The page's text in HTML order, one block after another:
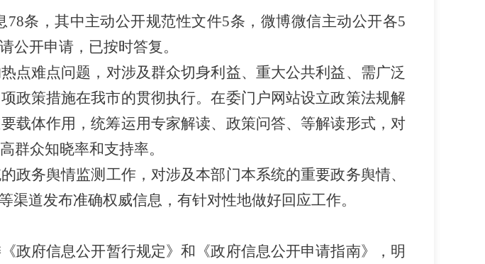
78条，其中主动公开规范性文件5条，微博微信主动公开各5
公开申请，已按时答复。
点难点问题，对涉及群众切身利益、重大公共利益、需广泛
政策措施在我市的贯彻执行。在委门户网站设立政策法规解
载体作用，统筹运用专家解读、政策问答、等解读形式，对
群众知晓率和支持率。
政务舆情监测工作，对涉及本部门本系统的重要政务舆情、
道发布准确权威信息，有针对性地做好回应工作。
政府信息公开暂行规定》和《政府信息公开申请指南》，明